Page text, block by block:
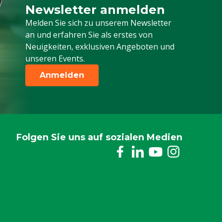
Newsletter anmelden
Melden Sie sich zu unserem Newsletter
an und erfahren Sie als erstes von
Neuigkeiten, exklusiven Angeboten und
unseren Events.
Melden Sie sich für unseren Newsletter
Anmelden
Folgen Sie uns auf sozialen Medien